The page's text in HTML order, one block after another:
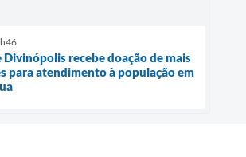
recebe doação de mais
para atendimento à população em